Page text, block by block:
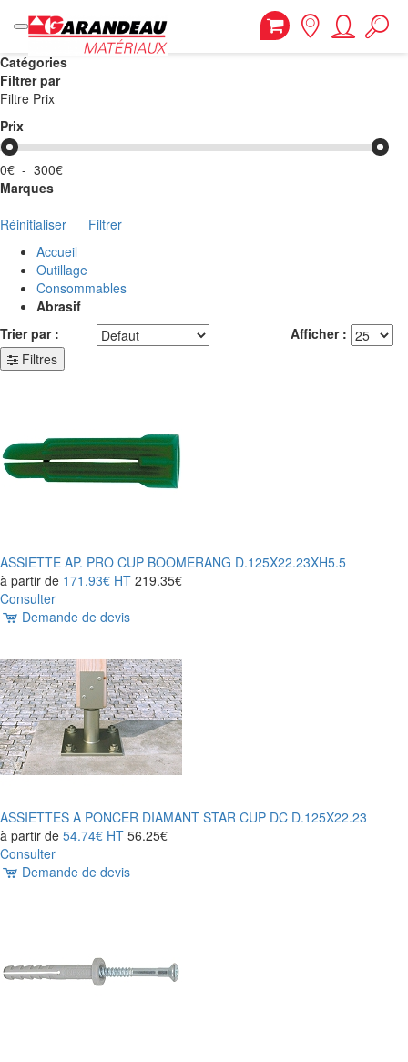
Catégories
Filtrer par
Filtre Prix
Prix
0€ - 300€
Marques
Réinitialiser
Filtrer
Accueil
Outillage
Consommables
Abrasif
Trier par :
Afficher :
Filtres
ASSIETTE AP. PRO CUP BOOMERANG D.125X22.23XH5.5
à partir de 171.93€ HT 219.35€
Consulter
Demande de devis
ASSIETTES A PONCER DIAMANT STAR CUP DC D.125X22.23
à partir de 54.74€ HT 56.25€
Consulter
Demande de devis